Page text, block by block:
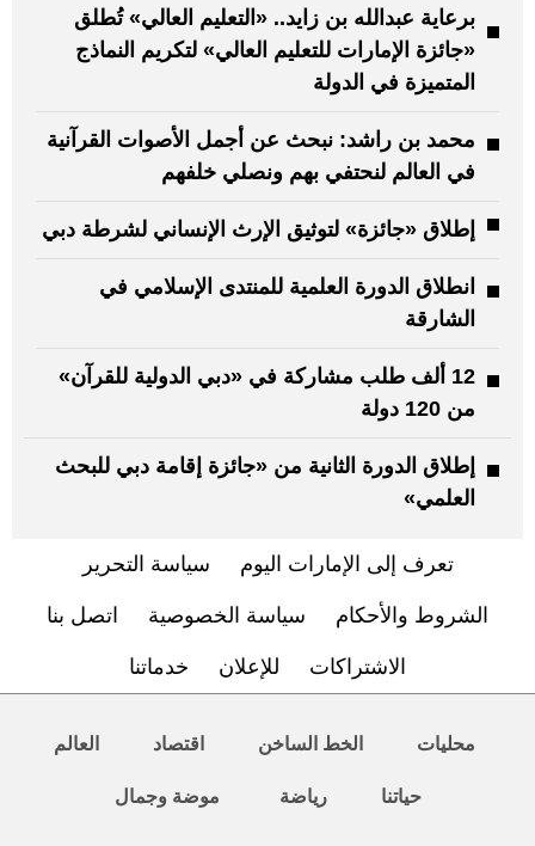
برعاية عبدالله بن زايد.. «التعليم العالي» تُطلق
«جائزة الإمارات للتعليم العالي» لتكريم النماذج
المتميزة في الدولة
محمد بن راشد: نبحث عن أجمل الأصوات القرآنية
في العالم لنحتفي بهم ونصلي خلفهم
إطلاق «جائزة» لتوثيق الإرث الإنساني لشرطة دبي
انطلاق الدورة العلمية للمنتدى الإسلامي في
الشارقة
12 ألف طلب مشاركة في «دبي الدولية للقرآن»
من 120 دولة
إطلاق الدورة الثانية من «جائزة إقامة دبي للبحث
العلمي»
تعرف إلى الإمارات اليوم سياسة التحرير
الشروط والأحكام سياسة الخصوصية اتصل بنا
الاشتراكات للإعلان خدماتنا
محليات الخط الساخن اقتصاد العالم
حياتنا رياضة موضة وجمال